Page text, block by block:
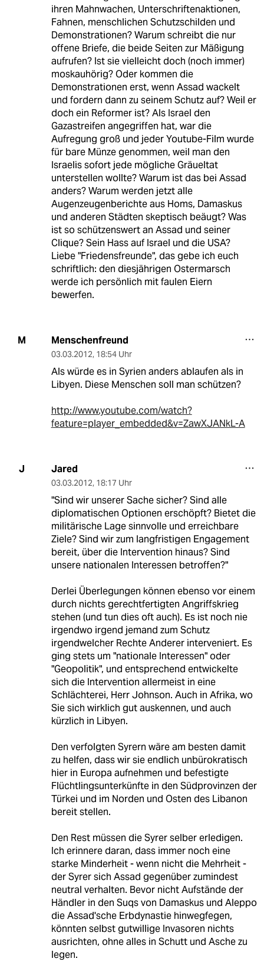
ihren Mahnwachen, Unterschriftenaktionen,
Fahnen, menschlichen Schutzschilden und
Demonstrationen? Warum schreibt die nur
offene Briefe, die beide Seiten zur Mäßigung
aufrufen? Ist sie vielleicht doch (noch immer)
moskauhörig? Oder kommen die
Demonstrationen erst, wenn Assad wackelt
und fordern dann zu seinem Schutz auf? Weil er
doch ein Reformer ist? Als Israel den
Gazastreifen angegriffen hat, war die
Aufregung groß und jeder Youtube-Film wurde
für bare Münze genommen, weil man den
Israelis sofort jede mögliche Gräueltat
unterstellen wollte? Warum ist das bei Assad
anders? Warum werden jetzt alle
Augenzeugenberichte aus Homs, Damaskus
und anderen Städten skeptisch beäugt? Was
ist so schützenswert an Assad und seiner
Clique? Sein Hass auf Israel und die USA?
Liebe "Friedensfreunde", das gebe ich euch
schriftlich: den diesjährigen Ostermarsch
werde ich persönlich mit faulen Eiern
bewerfen.
M Menschenfreund
03.03.2012, 18:54 Uhr
Als würde es in Syrien anders ablaufen als in
Libyen. Diese Menschen soll man schützen?
http://www.youtube.com/watch?
feature=player_embedded&v=ZawXJANkL-A
J Jared
03.03.2012, 18:17 Uhr
"Sind wir unserer Sache sicher? Sind alle
diplomatischen Optionen erschöpft? Bietet die
militärische Lage sinnvolle und erreichbare
Ziele? Sind wir zum langfristigen Engagement
bereit, über die Intervention hinaus? Sind
unsere nationalen Interessen betroffen?"
Derlei Überlegungen können ebenso vor einem
durch nichts gerechtfertigten Angriffskrieg
stehen (und tun dies oft auch). Es ist noch nie
irgendwo irgend jemand zum Schutz
irgendwelcher Rechte Anderer interveniert. Es
ging stets um "nationale Interessen" oder
"Geopolitik", und entsprechend entwickelte
sich die Intervention allermeist in eine
Schlächterei, Herr Johnson. Auch in Afrika, wo
Sie sich wirklich gut auskennen, und auch
kürzlich in Libyen.
Den verfolgten Syrern wäre am besten damit
zu helfen, dass wir sie endlich unbürokratisch
hier in Europa aufnehmen und befestigte
Flüchtlingsunterkünfte in den Südprovinzen der
Türkei und im Norden und Osten des Libanon
bereit stellen.
Den Rest müssen die Syrer selber erledigen.
Ich erinnere daran, dass immer noch eine
starke Minderheit - wenn nicht die Mehrheit -
der Syrer sich Assad gegenüber zumindest
neutral verhalten. Bevor nicht Aufstände der
Händler in den Suqs von Damaskus und Aleppo
die Assad'sche Erbdynastie hinwegfegen,
könnten selbst gutwillige Invasoren nichts
ausrichten, ohne alles in Schutt und Asche zu
legen.